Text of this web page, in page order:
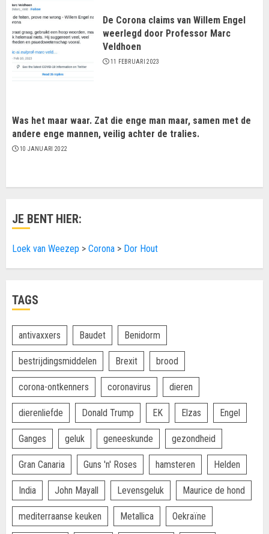
De Corona claims van Willem Engel
weerlegd door Professor Marc
Veldhoen
11 FEBRUARI 2023
Was het maar waar. Zat die enge man maar, samen met de
andere enge mannen, veilig achter de tralies.
10 JANUARI 2022
JE BENT HIER:
Loek van Weezep > Corona > Dor Hout
TAGS
antivaxxers Baudet Benidorm
bestrijdingsmiddelen Brexit brood
corona-ontkenners coronavirus dieren
dierenliefde Donald Trump EK Elzas Engel
Ganges geluk geneeskunde gezondheid
Gran Canaria Guns 'n' Roses hamsteren Helden
India John Mayall Levensgeluk Maurice de hond
mediterraanse keuken Metallica Oekraïne